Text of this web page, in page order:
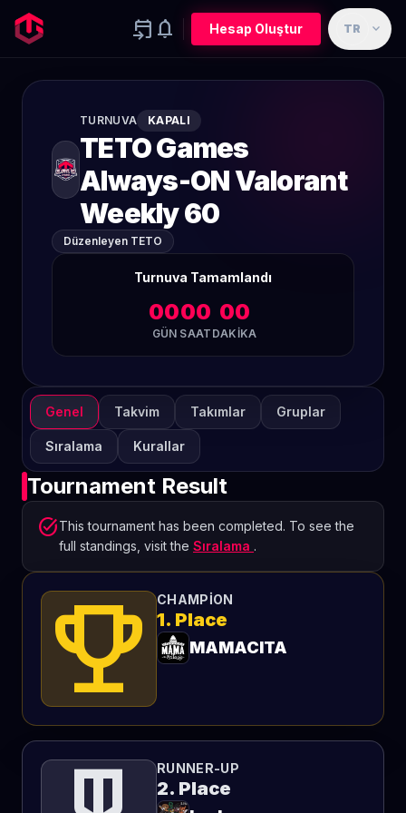
event_upcoming notifications Hesap Oluştur TR expand_more
TURNUVA KAPALI
TETO Games
Always-ON Valorant
Weekly 60
Düzenleyen TETO
Turnuva Tamamlandı
00
GÜN
00
SAAT
00
DAKIKA
Genel Takvim Takımlar Gruplar
Sıralama Kurallar
Tournament Result
task_altThis tournament has been completed. To see the
full standings, visit the Sıralama .
emoji_events CHAMPION
1. Place
MAMACITA
RUNNER-UP
2. Place